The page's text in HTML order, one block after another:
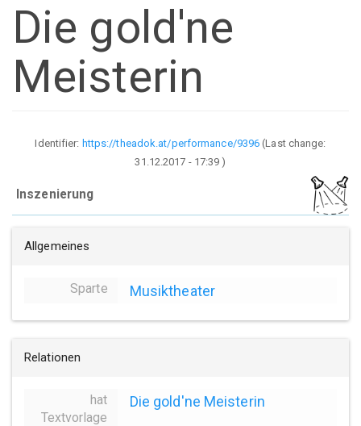
Die gold'ne
Meisterin
Identifier: https://theadok.at/performance/9396 (Last change:
31.12.2017 - 17:39 )
Inszenierung
Allgemeines
Sparte Musiktheater
Relationen
hat
Textvorlage
Die gold'ne Meisterin